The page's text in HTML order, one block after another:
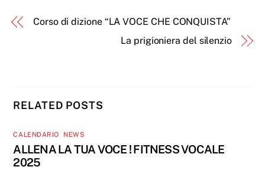
Corso di dizione “LA VOCE CHE CONQUISTA”
La prigioniera del silenzio
RELATED POSTS
CALENDARIO NEWS
ALLENA LA TUA VOCE ! FITNESS VOCALE
2025